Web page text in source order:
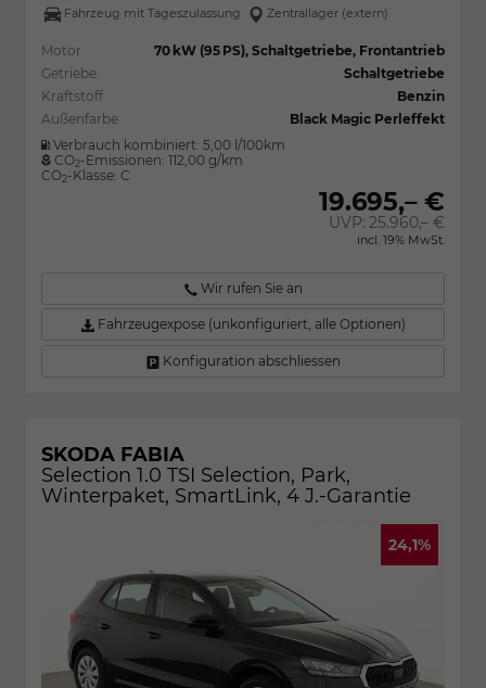
Fahrzeug mit Tageszulassung
Zentrallager (extern)
Motor
70 kW (95 PS), Schaltgetriebe, Frontantrieb
Getriebe
Schaltgetriebe
Kraftstoff
Benzin
Außenfarbe
Black Magic Perleffekt
Verbrauch kombiniert: 5,00 l/100km
CO2-Emissionen: 112,00 g/km
CO2-Klasse: C
19.695,– €
UVP:25.960,– €
incl. 19% MwSt.
Wir rufen Sie an
Fahrzeugexpose (unkonfiguriert, alle Optionen)
Konfiguration abschliessen
SKODA FABIA
Selection 1.0 TSI Selection, Park,
Winterpaket, SmartLink, 4 J.-Garantie
24,1%